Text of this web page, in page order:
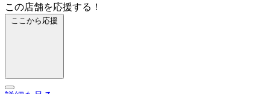
この店舗を応援する！
ここから応援